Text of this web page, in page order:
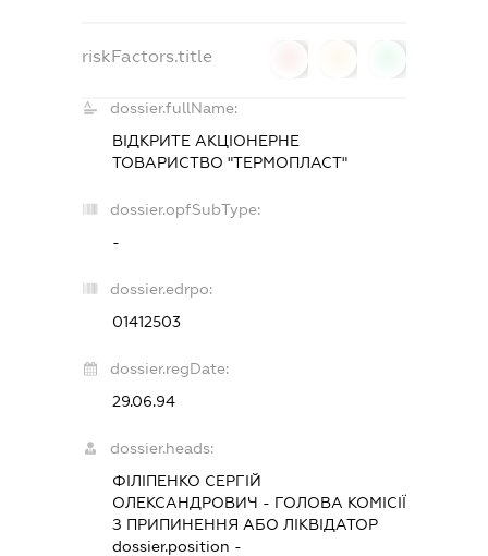
riskFactors.title
dossier.fullName:
ВІДКРИТЕ АКЦІОНЕРНЕ
ТОВАРИСТВО "ТЕРМОПЛАСТ"
dossier.opfSubType:
-
dossier.edrpo:
01412503
dossier.regDate:
29.06.94
dossier.heads:
ФІЛІПЕНКО СЕРГІЙ
ОЛЕКСАНДРОВИЧ - ГОЛОВА КОМІСІЇ
З ПРИПИНЕННЯ АБО ЛІКВІДАТОР
dossier.position -